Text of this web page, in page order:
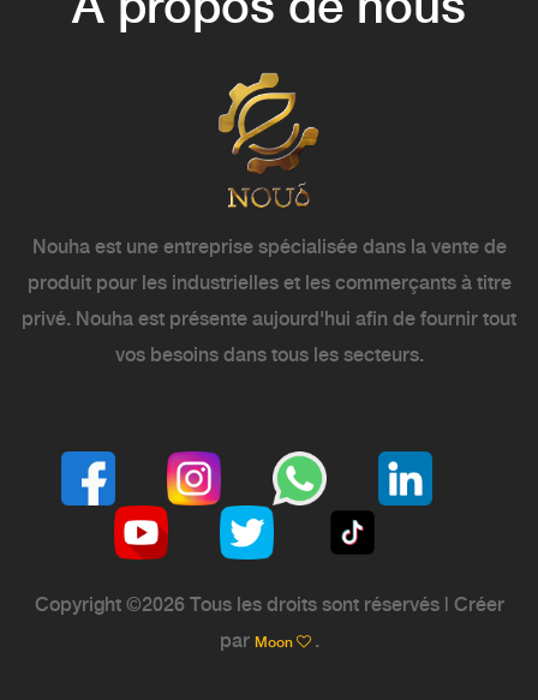
Nouha est une entreprise spécialisée dans la vente de
produit pour les industrielles et les commerçants à titre
privé. Nouha est présente aujourd'hui afin de fournir tout
vos besoins dans tous les secteurs.
Copyright ©2026 Tous les droits sont réservés | Créer
par Moon .